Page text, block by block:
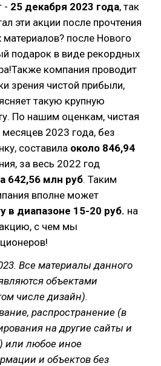
- 25 декабря 2023 года, так
эти акции после прочтения
материалов? после Нового
подарок в виде рекордных
компания проводит
зрения чистой прибыли,
такую крупную
По нашим оценкам, чистая
2023 года, без
составила около 846,94
за весь 2022 год
642,56 млн руб. Таким
вполне может
в диапазоне 15-20 руб. на
с чем мы
Все материалы данного
объектами
числе дизайн).
распространение (в
на другие сайты и
или любое иное
и объектов без